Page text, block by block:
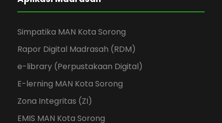
Simpatika MAN Kota Sorong
Rapor Digital Madrasah (RDM)
e-library (Perpustakaan Digital)
E-lerning MAN Kota Sorong
Zona Integritas (ZI)
EMIS MAN Kota Sorong